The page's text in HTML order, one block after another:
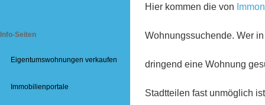
Info-Seiten
Eigentumswohnungen verkaufen
Immobilienportale
Hier kommen die von
Wohnungssuchende. Wer
dringend eine Wohnung
Stadtteilen fast unmöglich